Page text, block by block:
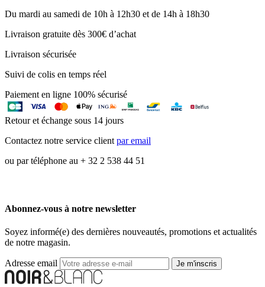
Du mardi au samedi de 10h à 12h30 et de 14h à 18h30
Livraison gratuite dès 300€ d’achat
Livraison sécurisée
Suivi de colis en temps réel
Paiement en ligne 100% sécurisé
Retour et échange sous 14 jours
Contactez notre service clientpar email
ou par téléphone au + 32 2 538 44 51
Abonnez-vous à notre newsletter
Soyez informé(e) des dernières nouveautés, promotions et actualités
de notre magasin.
Adresse email Je m'inscris